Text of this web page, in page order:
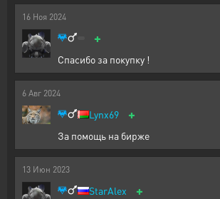
16 Ноя 2024
+
Спасибо за покупку !
6 Авг 2024
Lynx69 +
За помощь на бирже
13 Июн 2023
StarAlex +